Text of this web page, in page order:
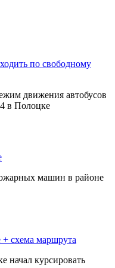
по свободному
движения автобусов
в Полоцке
машин в районе
схема маршрута
начал курсировать